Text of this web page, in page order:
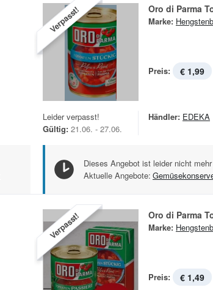
Verpasst! Oro di Parma
Marke:
Preis: € 1,99
Leider verpasst!
Gültig: 21.06. - 27.06.
Händler: EDEKA
Dieses Angebot ist leider nicht
Aktuelle Angebote:
Verpasst! Oro di Parma
Marke:
Preis: € 1,49